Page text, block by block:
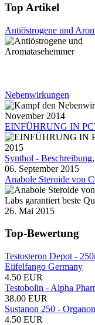
Top Artikel
Antiöstrogene und
Nebenwirkungen
November 2014
EINFÜHRUNG IN
2015
Synthol -
06. September 2015
Anabole Steroide von
26. Mai 2015
Top-Bewertung
Testosteron Depot -
Eiifelfango Germany
4.50 EUR
Testobolin - Alpha
38.00 EUR
Sustanon 250 -
4.50 EUR